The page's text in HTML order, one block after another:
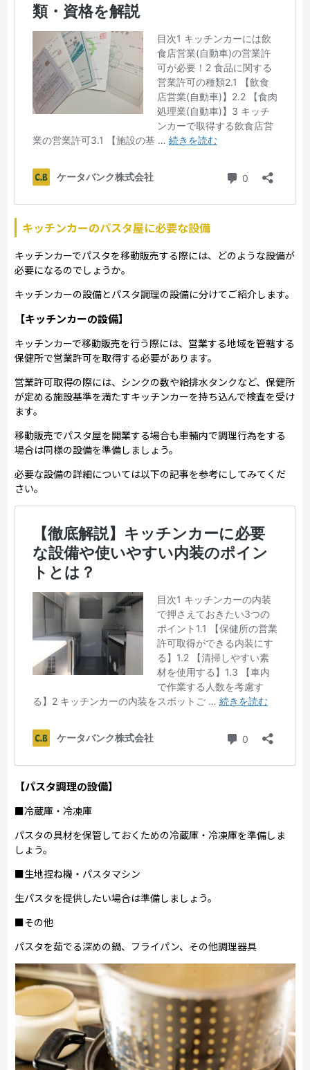
キッチンカーのパスタ屋に必要な設備
キッチンカーでパスタを移動販売する際には、どのような設備が
必要になるのでしょうか。
キッチンカーの設備とパスタ調理の設備に分けてご紹介します。
【キッチンカーの設備】
キッチンカーで移動販売を行う際には、営業する地域を管轄する
保健所で営業許可を取得する必要があります。
営業許可取得の際には、シンクの数や給排水タンクなど、保健所
が定める施設基準を満たすキッチンカーを持ち込んで検査を受け
ます。
移動販売でパスタ屋を開業する場合も車輛内で調理行為をする
場合は同様の設備を準備しましょう。
必要な設備の詳細については以下の記事を参考にしてみてくだ
さい。
【パスタ調理の設備】
■冷蔵庫・冷凍庫
パスタの具材を保管しておくための冷蔵庫・冷凍庫を準備しま
しょう。
■生地捏ね機・パスタマシン
生パスタを提供したい場合は準備しましょう。
■その他
パスタを茹でる深めの鍋、フライパン、その他調理器具